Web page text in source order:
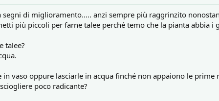
di miglioramento….. anzi sempre più raggrinzito
più piccoli per farne talee perché temo che la pianta abbia i
talee?
vaso oppure lasciarle in acqua finché non appaiono le prime
poco radicante?